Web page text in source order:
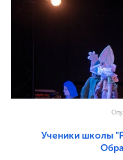
Ученики школы